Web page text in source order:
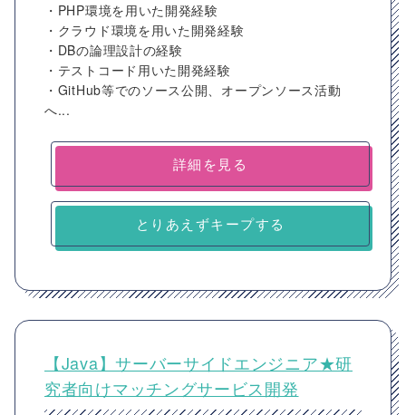
・PHP環境を用いた開発経験
・クラウド環境を用いた開発経験
・DBの論理設計の経験
・テストコード用いた開発経験
・GitHub等でのソース公開、オープンソース活動
へ...
詳細を見る
とりあえずキープする
【Java】サーバーサイドエンジニア★研
究者向けマッチングサービス開発